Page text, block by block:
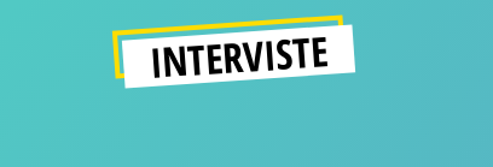
INTERVISTE